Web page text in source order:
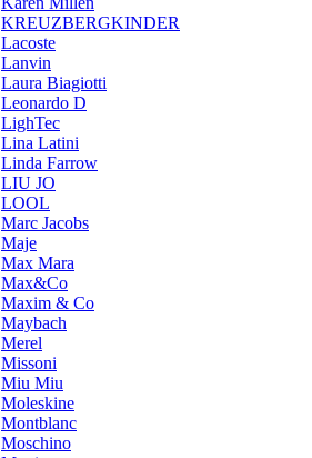
KREUZBERGKINDER
Lacoste
Lanvin
Laura Biagiotti
Leonardo D
LighTec
Lina Latini
Linda Farrow
LIU JO
LOOL
Marc Jacobs
Maje
Max Mara
Max&Co
Maxim & Co
Maybach
Merel
Missoni
Miu Miu
Moleskine
Montblanc
Moschino